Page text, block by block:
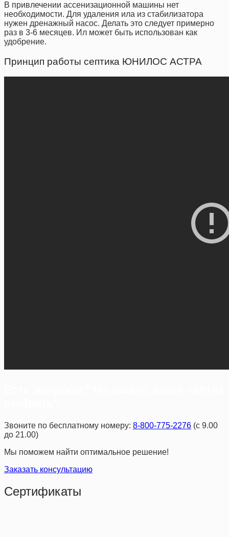
В привлечении ассенизационной машины нет
необходимости. Для удаления ила из стабилизатора
нужен дренажный насос. Делать это следует примерно
раз в 3-6 месяцев. Ил может быть использован как
удобрение.
Принцип работы септика ЮНИЛОС АСТРА
Звоните по бесплатному номеру: 8-800-775-2276 (с 9.00
до 21.00)
Мы поможем найти оптимальное решение!
Заказать консультацию
Сертификаты